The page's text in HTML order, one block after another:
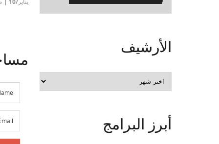
يناير/10 | ص:10:16
الأرشيف
الأرشيف
أبرز البرامج